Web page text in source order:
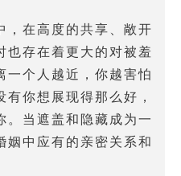
，在高度的共享、敞开
也存在着更大的对被羞
一个人越近，你越害怕
你想展现得那么好，
。当遮盖和隐藏成为一
姻中应有的亲密关系和